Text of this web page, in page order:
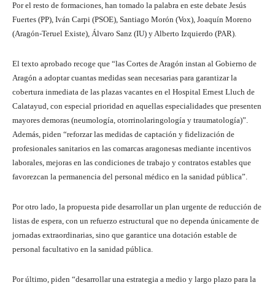
Por el resto de formaciones, han tomado la palabra en este debate Jesús
Fuertes (PP), Iván Carpi (PSOE), Santiago Morón (Vox), Joaquín Moreno
(Aragón-Teruel Existe), Álvaro Sanz (IU) y Alberto Izquierdo (PAR).
El texto aprobado recoge que “las Cortes de Aragón instan al Gobierno de
Aragón a adoptar cuantas medidas sean necesarias para garantizar la
cobertura inmediata de las plazas vacantes en el Hospital Ernest Lluch de
Calatayud, con especial prioridad en aquellas especialidades que presenten
mayores demoras (neumología, otorrinolaringología y traumatología)”.
Además, piden “reforzar las medidas de captación y fidelización de
profesionales sanitarios en las comarcas aragonesas mediante incentivos
laborales, mejoras en las condiciones de trabajo y contratos estables que
favorezcan la permanencia del personal médico en la sanidad pública”.
Por otro lado, la propuesta pide desarrollar un plan urgente de reducción de
listas de espera, con un refuerzo estructural que no dependa únicamente de
jornadas extraordinarias, sino que garantice una dotación estable de
personal facultativo en la sanidad pública.
Por último, piden “desarrollar una estrategia a medio y largo plazo para la